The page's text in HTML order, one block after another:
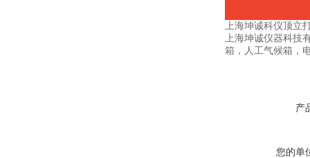
上海坤诚科仪顶立
上海坤诚仪器科技
箱，人工气候箱，
产
您的单